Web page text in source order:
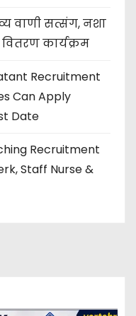
वाणी सत्संग, नशा
कार्यक्रम
Recruitment
Can Apply
Date
Recruitment
Staff Nurse &